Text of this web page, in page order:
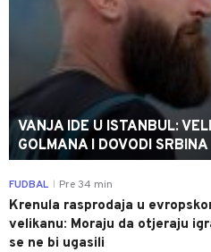
VANJA IDE U ISTANBUL:
GOLMANA I DOVODI SRBINA
FUDBAL Pre 34 min
Krenula rasprodaja u
velikanu: Moraju da otjeraju
se ne bi ugasili